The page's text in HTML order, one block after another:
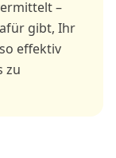
–
gibt, Ihr
effektiv
zu